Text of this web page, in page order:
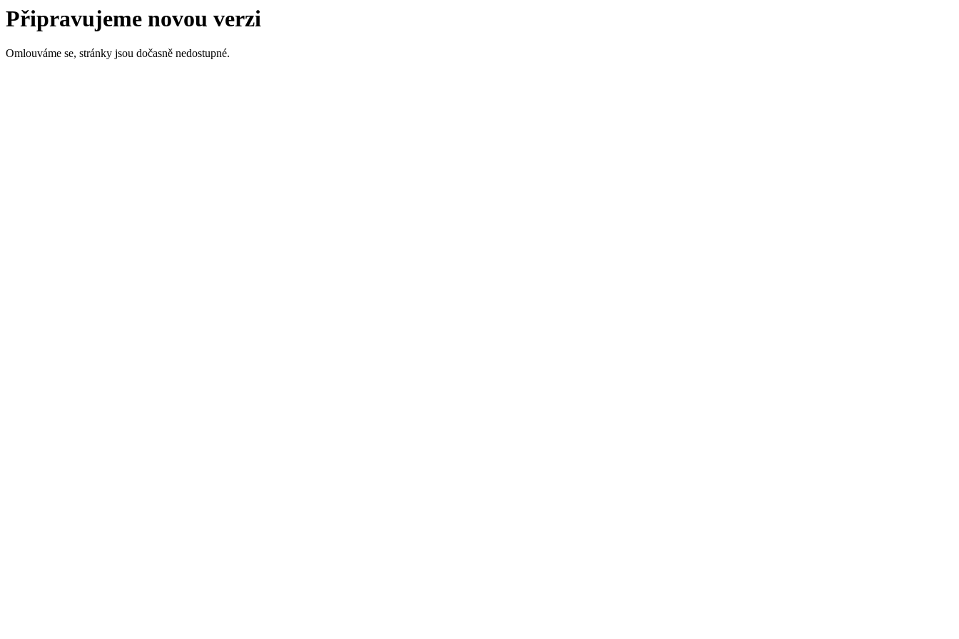
Připravujeme novou verzi
Omlouváme se, stránky jsou dočasně nedostupné.